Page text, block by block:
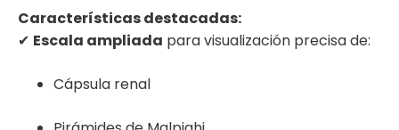
Características destacadas:
✔ Escala ampliada para visualización precisa de:
Cápsula renal